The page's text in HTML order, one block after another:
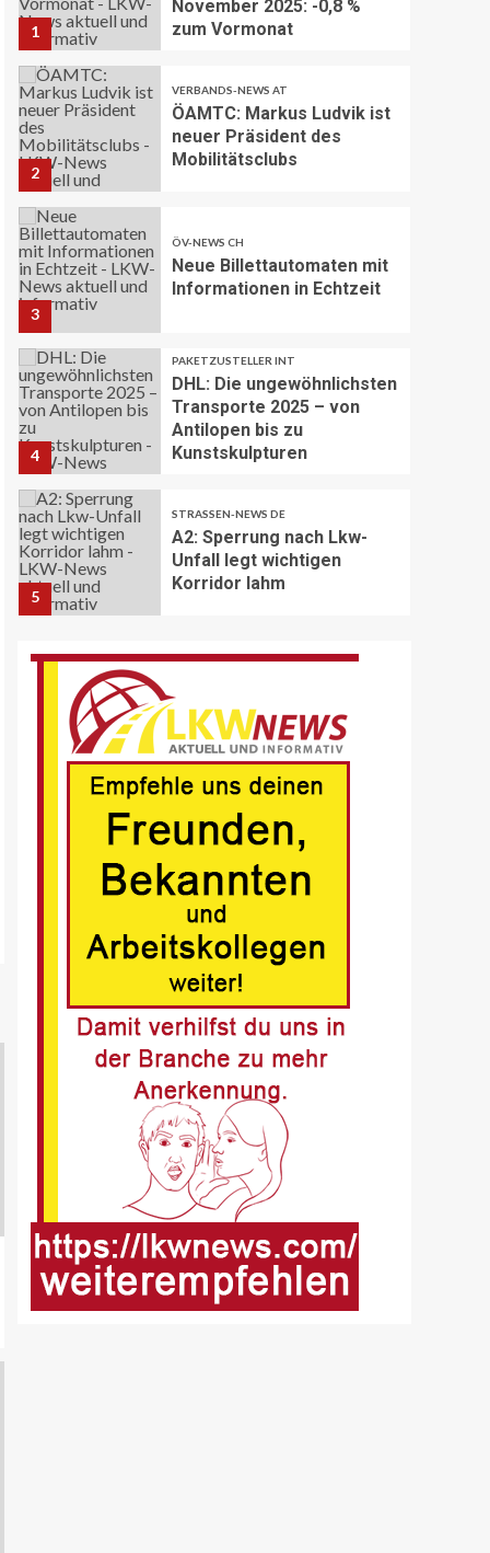
1
November 2025: -0,8 %
zum Vormonat
2
VERBANDS-NEWS AT
ÖAMTC: Markus Ludvik ist
neuer Präsident des
Mobilitätsclubs
3
ÖV-NEWS CH
Neue Billettautomaten mit
Informationen in Echtzeit
4
PAKETZUSTELLER INT
DHL: Die ungewöhnlichsten
Transporte 2025 – von
Antilopen bis zu
Kunstskulpturen
5
STRASSEN-NEWS DE
A2: Sperrung nach Lkw-
Unfall legt wichtigen
Korridor lahm
BRANCHEN-NEWS (DE)
Deutschen
Nachhaltigkeitspreis
BRANCHEN-NEWS (DE)
MAN Engines präsentiert
nächste Generation der
bewährten Baureihe MAN
E32
BLAULICHT DE
Schwerverletzter
Fussgänger nach Unfall in
Buer
BLAULICHT DE
Offenburg, A5 – Zwei
Unfälle legen
Berufsverkehr lahm
FUHRPARK-UNTERNEHMENS-NEWS
DE
Sattelauflieger im
Kundeneinsatz beim Bau
mobiler Strassen